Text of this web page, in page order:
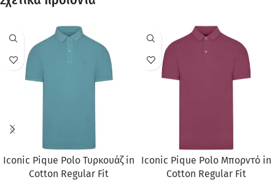
ΠΡΟΣΦΟΡΆ
Iconic Pique Polo Τυρκουάζ in
Cotton Regular Fit
ΠΡΟΣΦΟΡΆ
Iconic Pique Polo Μπορντό in
Cotton Regular Fit